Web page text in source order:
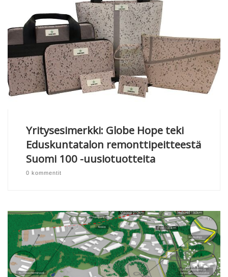
Yritysesimerkki: Globe Hope teki
Eduskuntatalon remonttipeitteestä
Suomi 100 -uusiotuotteita
0 kommentit